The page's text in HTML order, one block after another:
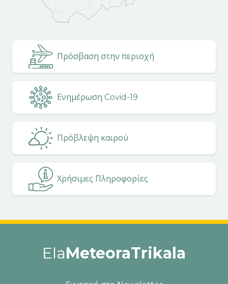
Πρόσβαση στην περιοχή
Ενημέρωση Covid-19
Πρόβλεψη καιρού
Χρήσιμες Πληροφορίες
ElaMeteoraTrikala